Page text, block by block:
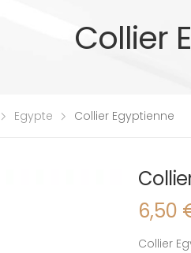
Collier
Egypte Collier Egyptienne
6,50
Collier